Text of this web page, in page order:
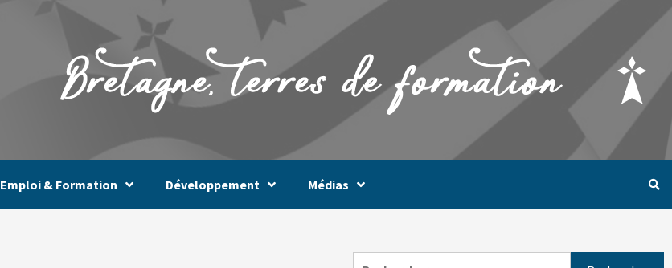
Emploi & Formation Développement Médias